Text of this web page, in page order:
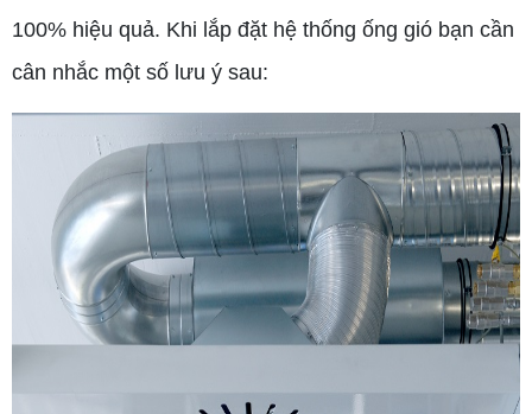
100% hiệu quả. Khi lắp đặt hệ thống ống gió bạn cần
cân nhắc một số lưu ý sau: